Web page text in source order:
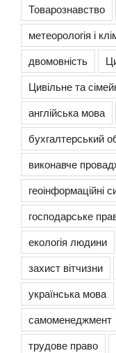
Товарознавство
метеорологія і
двомовність
Цивільне та
англійська мова
бухгалтерський
виконавче
геоінформаційні
господарське
екологія людини
захист вітчизни
українська мова
самоменеджмент
трудове право